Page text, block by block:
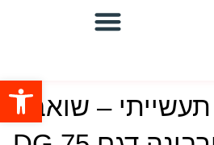
– שואב
פתח